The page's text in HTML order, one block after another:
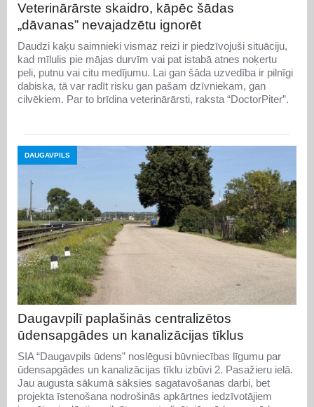
Veterinārārste skaidro, kāpēc šādas
„dāvanas” nevajadzētu ignorēt
Daudzi kaķu saimnieki vismaz reizi ir piedzīvojuši situāciju,
kad mīlulis pie mājas durvīm vai pat istabā atnes noķertu
peli, putnu vai citu medījumu. Lai gan šāda uzvedība ir pilnīgi
dabiska, tā var radīt risku gan pašam dzīvniekam, gan
cilvēkiem. Par to brīdina veterinārārsti, raksta “DoctorPiter”.
DAUGAVPILS
Daugavpilī paplašinās centralizētos
ūdensapgādes un kanalizācijas tīklus
SIA “Daugavpils ūdens” noslēgusi būvniecības līgumu par
ūdensapgādes un kanalizācijas tīklu izbūvi 2. Pasažieru ielā.
Jau augusta sākumā sāksies sagatavošanas darbi, bet
projekta īstenošana nodrošinās apkārtnes iedzīvotājiem